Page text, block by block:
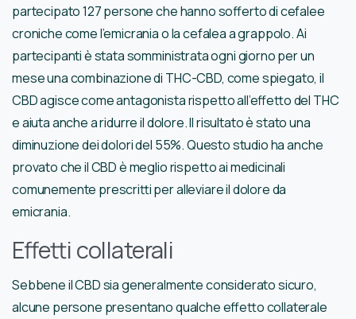
partecipato 127 persone che hanno sofferto di cefalee
croniche come l’emicrania o la cefalea a grappolo. Ai
partecipanti è stata somministrata ogni giorno per un
mese una combinazione di THC-CBD, come spiegato, il
CBD agisce come antagonista rispetto all’effetto del THC
e aiuta anche a ridurre il dolore. Il risultato è stato una
diminuzione dei dolori del 55%. Questo studio ha anche
provato che il CBD è meglio rispetto ai medicinali
comunemente prescritti per alleviare il dolore da
emicrania.
Effetti collaterali
Sebbene il CBD sia generalmente considerato sicuro,
alcune persone presentano qualche effetto collaterale